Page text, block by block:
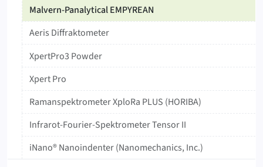
Malvern-Panalytical EMPYREAN
Aeris Diffraktometer
XpertPro3 Powder
Xpert Pro
Ramanspektrometer XploRa PLUS (HORIBA)
Infrarot-Fourier-Spektrometer Tensor II
iNano® Nanoindenter (Nanomechanics, Inc.)